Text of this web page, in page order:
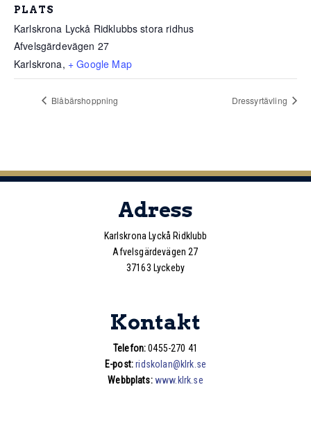
PLATS
Karlskrona Lyckå Ridklubbs stora ridhus
Afvelsgärdevägen 27
Karlskrona, + Google Map
Blåbärshoppning Dressyrtävling
Adress
Karlskrona Lyckå Ridklubb
Afvelsgärdevägen 27
37163 Lyckeby
Kontakt
Telefon:0455-270 41
E-post: ridskolan@klrk.se
Webbplats:www.klrk.se